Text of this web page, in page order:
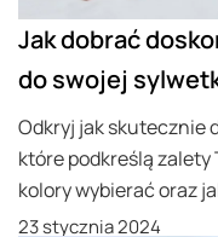
Jak dobrać
do swojej
Odkryj jak skutecznie
które podkreślą zalety
kolory wybierać oraz
23 stycznia 2024